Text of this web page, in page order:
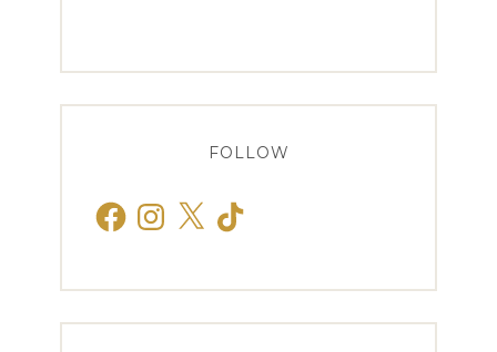
FOLLOW
FacebookInstagram
X TikTok